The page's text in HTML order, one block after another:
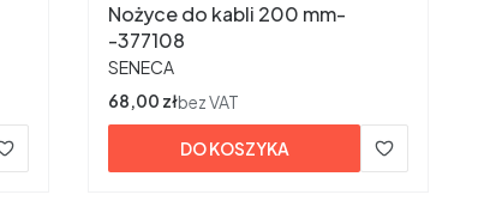
Nożyce do kabli 200 mm-
-377108
PRODUCENT
SENECA
Cena
68,00 złbez VAT
DO KOSZYKA